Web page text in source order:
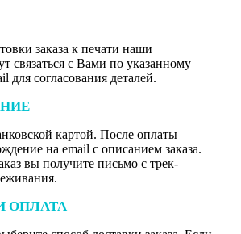
заказа к печати наши
связаться с Вами по указанному
для согласования деталей.
картой. После оплаты
на email с описанием заказа.
вы получите письмо с трек-
ОПЛАТА